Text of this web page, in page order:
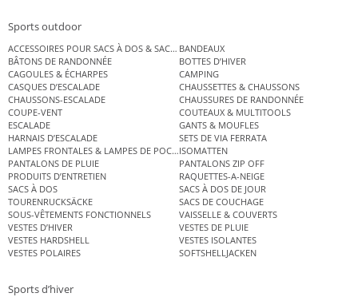
Sports outdoor
ACCESSOIRES POUR SACS À DOS & SACS ÉTANCHES
BANDEAUX
BÂTONS DE RANDONNÉE
BOTTES D’HIVER
CAGOULES & ÉCHARPES
CAMPING
CASQUES D’ESCALADE
CHAUSSETTES & CHAUSSONS
CHAUSSONS-ESCALADE
CHAUSSURES DE RANDONNÉE
COUPE-VENT
COUTEAUX & MULTITOOLS
ESCALADE
GANTS & MOUFLES
HARNAIS D’ESCALADE
SETS DE VIA FERRATA
LAMPES FRONTALES & LAMPES DE POCHEISOMATTEN
PANTALONS DE PLUIE
PANTALONS ZIP OFF
PRODUITS D’ENTRETIEN
RAQUETTES-A-NEIGE
SACS À DOS
SACS À DOS DE JOUR
TOURENRUCKSÄCKE
SACS DE COUCHAGE
SOUS-VÊTEMENTS FONCTIONNELS
VAISSELLE & COUVERTS
VESTES D’HIVER
VESTES DE PLUIE
VESTES HARDSHELL
VESTES ISOLANTES
VESTES POLAIRES
SOFTSHELLJACKEN
Sports d’hiver